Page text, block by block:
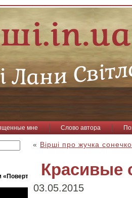
мне Слово автора
«Повертайся, пташко»
« Вірші про жучка сонечко
Красивые
03.05.2015